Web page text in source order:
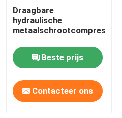
Schrootscheerbeurt
Brugscheerbeurt
schrootmaalmachine
Draagbare
hydraulische
metaalschrootcompressor
Beste prijs
Contacteer ons